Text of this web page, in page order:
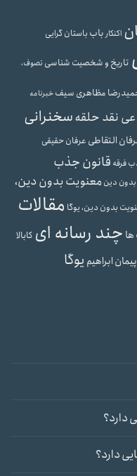
اکنکار باب باستان گرایی
تاریخ و شخصیت شناسی تصوف،
مظاهری سیفخبرنامه
نقد حلقهسخنرانی
التقاطی عرفان حقیقی
فرقه قانون جذب
دین معنویت بدون دین،
بدون دین، یوگا مقالات
چند رسانه ای کابالا
ابراهیم یوگا
دارد؟
دارد؟